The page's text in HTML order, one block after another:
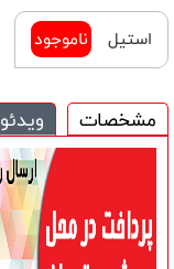
استیل ناموجود
مشخصات ویدئو